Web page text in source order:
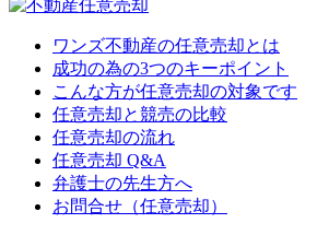
ワンズ不動産の任意売却とは
成功の為の3つのキーポイント
こんな方が任意売却の対象です
任意売却と競売の比較
任意売却の流れ
任意売却 Q&A
弁護士の先生方へ
お問合せ（任意売却）